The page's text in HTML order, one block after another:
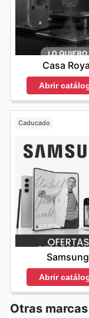
exclusive savings
Casa
Abrir
Caducado
Samsung
Abrir
Otras